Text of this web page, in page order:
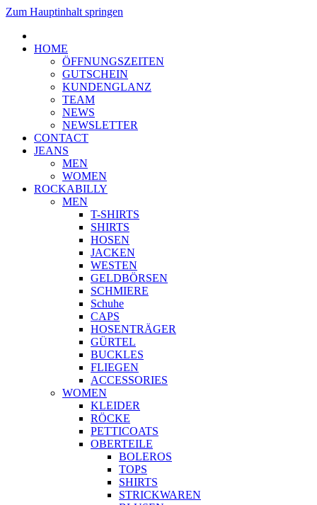
Zum Hauptinhalt springen
HOME
ÖFFNUNGSZEITEN
GUTSCHEIN
KUNDENGLANZ
TEAM
NEWS
NEWSLETTER
CONTACT
JEANS
MEN
WOMEN
ROCKABILLY
MEN
T-SHIRTS
SHIRTS
HOSEN
JACKEN
WESTEN
GELDBÖRSEN
SCHMIERE
Schuhe
CAPS
HOSENTRÄGER
GÜRTEL
BUCKLES
FLIEGEN
ACCESSORIES
WOMEN
KLEIDER
RÖCKE
PETTICOATS
OBERTEILE
BOLEROS
TOPS
SHIRTS
STRICKWAREN